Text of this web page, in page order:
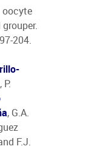
204.
, G.A.
F.J.